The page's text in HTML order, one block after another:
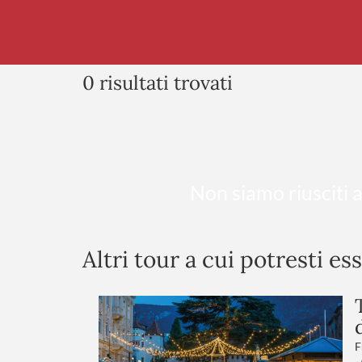
0 risultati trovati
Altri tour a cui potresti